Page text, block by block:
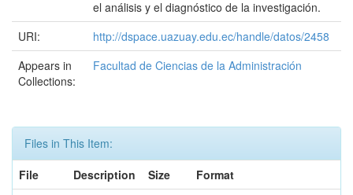
el análisis y el diagnóstico de la investigación.
URI:
http://dspace.uazuay.edu.ec/handle/datos/2458
Appears in
Collections:
Facultad de Ciencias de la Administración
Files in This Item:
File
Description Size
Format